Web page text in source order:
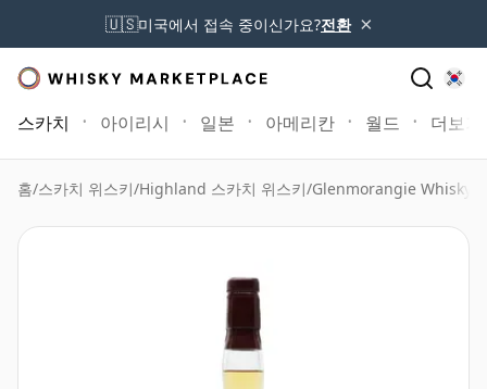
🇺🇸미국에서 접속 중이신가요?전환 ×
스카치 아이리시 일본 아메리칸 월드 더보기
홈/스카치 위스키/Highland 스카치 위스키/Glenmorangie Whisky